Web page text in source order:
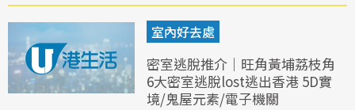
室內好去處
密室逃脫推介｜旺角黃埔荔枝角
6大密室逃脫lost逃出香港 5D實
境/鬼屋元素/電子機關